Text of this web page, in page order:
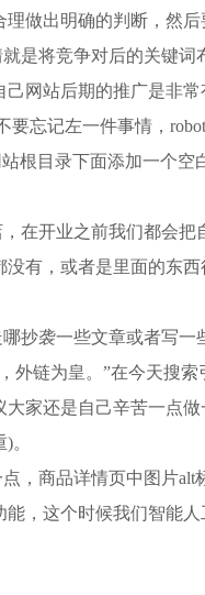
做出明确的判断，然后
是将竞争对后的关键
网站后期的推广是非
忘记左一件事情，
根目录下面添加一个空
在开业之前我们都会
有，或者是里面的东
抄袭一些文章或者写
外链为皇。”在今天搜
家还是自己辛苦一点
。
，商品详情页中图片
，这个时候我们智能